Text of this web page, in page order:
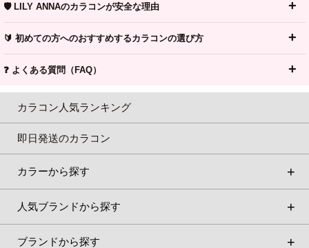
🛡️ LILY ANNAのカラコンが安全な理由
🔰 初めての方へのおすすめするカラコンの選び方
❓ よくある質問（FAQ）
カラコン人気ランキング
即日発送のカラコン
カラーから探す
人気ブランドから探す
ブランドから探す